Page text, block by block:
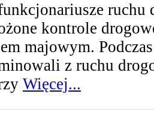
ruchu
kontrole
majowym.
z ruchu
Więcej...